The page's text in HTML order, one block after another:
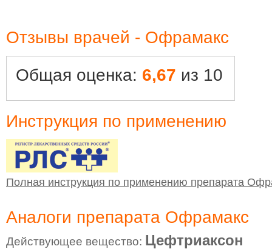
Отзывы врачей - Офрамакс
Общая оценка: 6,67 из 10
Инструкция по применению
Полная инструкция по применению препарата
Аналоги препарата Офрамакс
Действующее вещество: Цефтриаксон